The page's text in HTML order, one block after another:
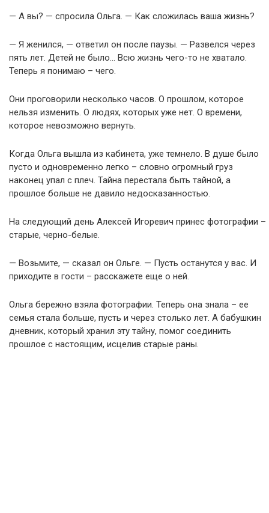
— А вы? — спросила Ольга. — Как сложилась ваша жизнь?
— Я женился, — ответил он после паузы. — Развелся через
пять лет. Детей не было… Всю жизнь чего-то не хватало.
Теперь я понимаю – чего.
Они проговорили несколько часов. О прошлом, которое
нельзя изменить. О людях, которых уже нет. О времени,
которое невозможно вернуть.
Когда Ольга вышла из кабинета, уже темнело. В душе было
пусто и одновременно легко – словно огромный груз
наконец упал с плеч. Тайна перестала быть тайной, а
прошлое больше не давило недосказанностью.
На следующий день Алексей Игоревич принес фотографии –
старые, черно-белые.
— Возьмите, — сказал он Ольге. — Пусть останутся у вас. И
приходите в гости – расскажете еще о ней.
Ольга бережно взяла фотографии. Теперь она знала – ее
семья стала больше, пусть и через столько лет. А бабушкин
дневник, который хранил эту тайну, помог соединить
прошлое с настоящим, исцелив старые раны.